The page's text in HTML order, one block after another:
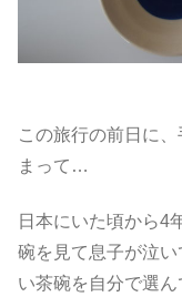
この旅行の前日に
まって…
日本にいた頃から4
碗を見て息子が泣
い茶碗を自分で選ん